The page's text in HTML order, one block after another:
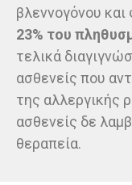
βλεννογόνου
23% του
τελικά
ασθενείς που
της αλλεργικής
ασθενείς δε
θεραπεία.